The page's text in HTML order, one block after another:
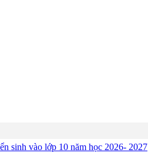
sinh vào lớp 10 năm học 2026- 2027